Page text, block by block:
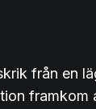
från en
framkom